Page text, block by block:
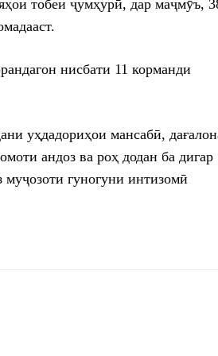
тобеи ҷумҳурӣ, дар маҷмӯъ,
нисбати 11 корманди
уҳдадориҳои мансабӣ,
андоз ва роҳ додан ба дигар
гуногуни интизомӣ